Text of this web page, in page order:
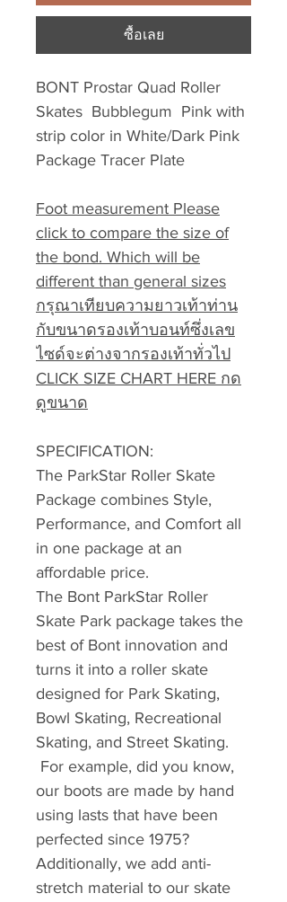
ซื้อเลย
BONT Prostar Quad Roller
Skates Bubblegum Pink with
strip color in White/Dark Pink
Package Tracer Plate
Foot measurement Please
click to compare the size of
the bond. Which will be
different than general sizes
กรุณาเทียบความยาวเท้าท่าน
กับขนาดรองเท้าบอนท์ซึ่งเลข
ไซด์จะต่างจากรองเท้าทั่วไป
CLICK SIZE CHART HERE กด
ดูขนาด
SPECIFICATION:
The ParkStar Roller Skate
Package combines Style,
Performance, and Comfort all
in one package at an
affordable price.
The Bont ParkStar Roller
Skate Park package takes the
best of Bont innovation and
turns it into a roller skate
designed for Park Skating,
Bowl Skating, Recreational
Skating, and Street Skating.
For example, did you know,
our boots are made by hand
using lasts that have been
perfected since 1975?
Additionally, we add anti-
stretch material to our skate